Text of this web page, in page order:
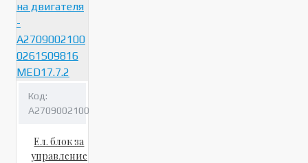
Код:
A2709002100
Ел. блок за
управление